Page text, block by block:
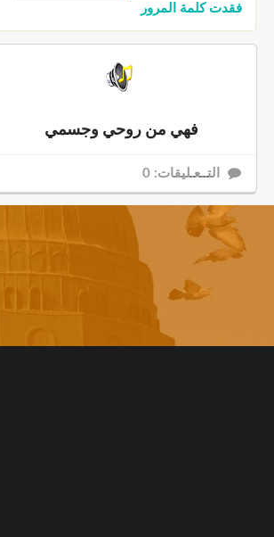
فقدت كلمة المرور
فهي من روحي وجسمي
التــعـليقات: 0